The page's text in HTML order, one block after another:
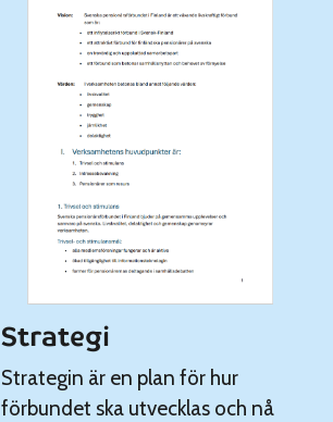
Strategi
Strategin är en plan för hur
förbundet ska utvecklas och nå